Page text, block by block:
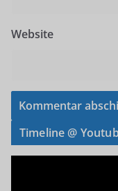
Website
Timeline @